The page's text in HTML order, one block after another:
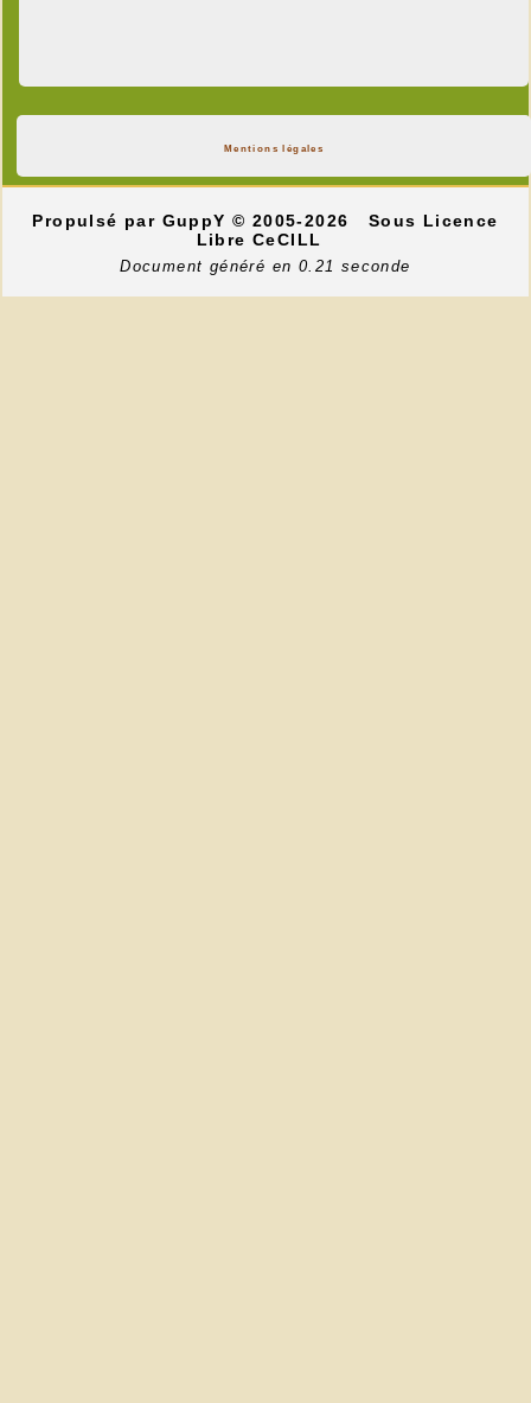
Mentions légales
Propulsé par GuppY© 2005-2026
Sous Licence
Libre CeCILL
Document généré en 0.21 seconde